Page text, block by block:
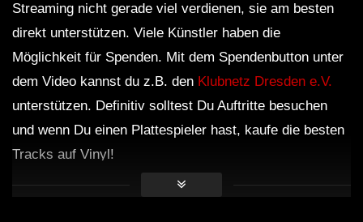
Streaming nicht gerade viel verdienen, sie am besten
direkt unterstützen. Viele Künstler haben die
Möglichkeit für Spenden. Mit dem Spendenbutton unter
dem Video kannst du z.B. den Klubnetz Dresden e.V.
unterstützen. Definitiv solltest Du Auftritte besuchen
und wenn Du einen Plattespieler hast, kaufe die besten
Tracks auf Vinyl!